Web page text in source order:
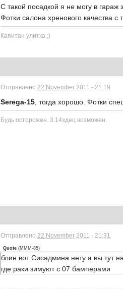
С такой посадкой я не могу в гараж
Фотки салона хренового качества
Капитан улитка ;)
Отправлено 22 November 2011 - 21:19
Serega-15 , тогда хорошо. Фотки
Будь осторожен. 3.14здец возможен.
Отправлено 22 November 2011 - 21:31
Quote (MMM-85)
блин вот Сисадмина нету а вы тут
где раки зимуют с 07 бамперами